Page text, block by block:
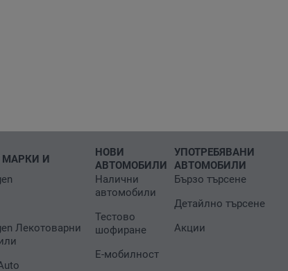
И
Лекотоварни
НОВИ
АВТОМОБИЛИ
Налични
автомобили
Тестово
шофиране
Е-мобилност
УПОТРЕБЯВАНИ
АВТОМОБИЛИ
Бързо търсене
Детайлно търсене
Акции